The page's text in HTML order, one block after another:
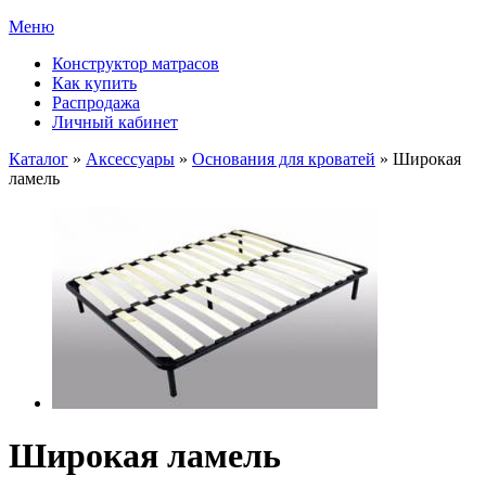
Меню
Конструктор матрасов
Как купить
Распродажа
Личный кабинет
Каталог » Аксессуары » Основания для кроватей » Широкая
ламель
Широкая ламель